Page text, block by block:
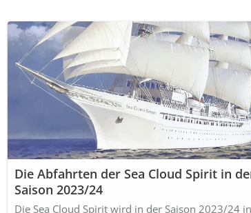
Die Abfahrten der Sea Cloud Spirit in
Saison 2023/24
Die Sea Cloud Spirit wird in der Saison 2023/24